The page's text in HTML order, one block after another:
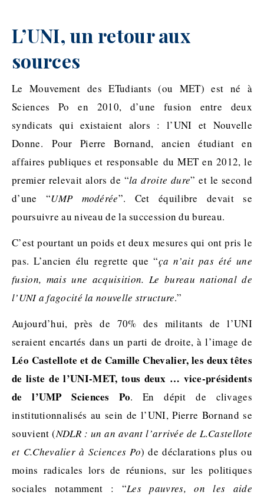
L’UNI, un retour aux
sources
Le Mouvement des ETudiants (ou MET) est né à
Sciences Po en 2010, d’une fusion entre deux
syndicats qui existaient alors : l’UNI et Nouvelle
Donne. Pour Pierre Bornand, ancien étudiant en
affaires publiques et responsable du MET en 2012, le
premier relevait alors de “la droite dure” et le second
d’une “UMP modérée”. Cet équilibre devait se
poursuivre au niveau de la succession du bureau.
C’est pourtant un poids et deux mesures qui ont pris le
pas. L’ancien élu regrette que “ça n’ait pas été une
fusion, mais une acquisition. Le bureau national de
l’UNI a fagocité la nouvelle structure.”
Aujourd’hui, près de 70% des militants de l’UNI
seraient encartés dans un parti de droite, à l’image de
Léo Castellote et de Camille Chevalier, les deux têtes
de liste de l’UNI-MET, tous deux … vice-présidents
de l’UMP Sciences Po. En dépit de clivages
institutionnalisés au sein de l’UNI, Pierre Bornand se
souvient (NDLR : un an avant l’arrivée de L.Castellote
et C.Chevalier à Sciences Po) de déclarations plus ou
moins radicales lors de réunions, sur les politiques
sociales notamment : “Les pauvres, on les aide